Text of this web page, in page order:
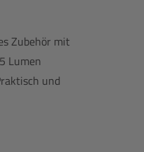
Zubehör mit
Lumen
und